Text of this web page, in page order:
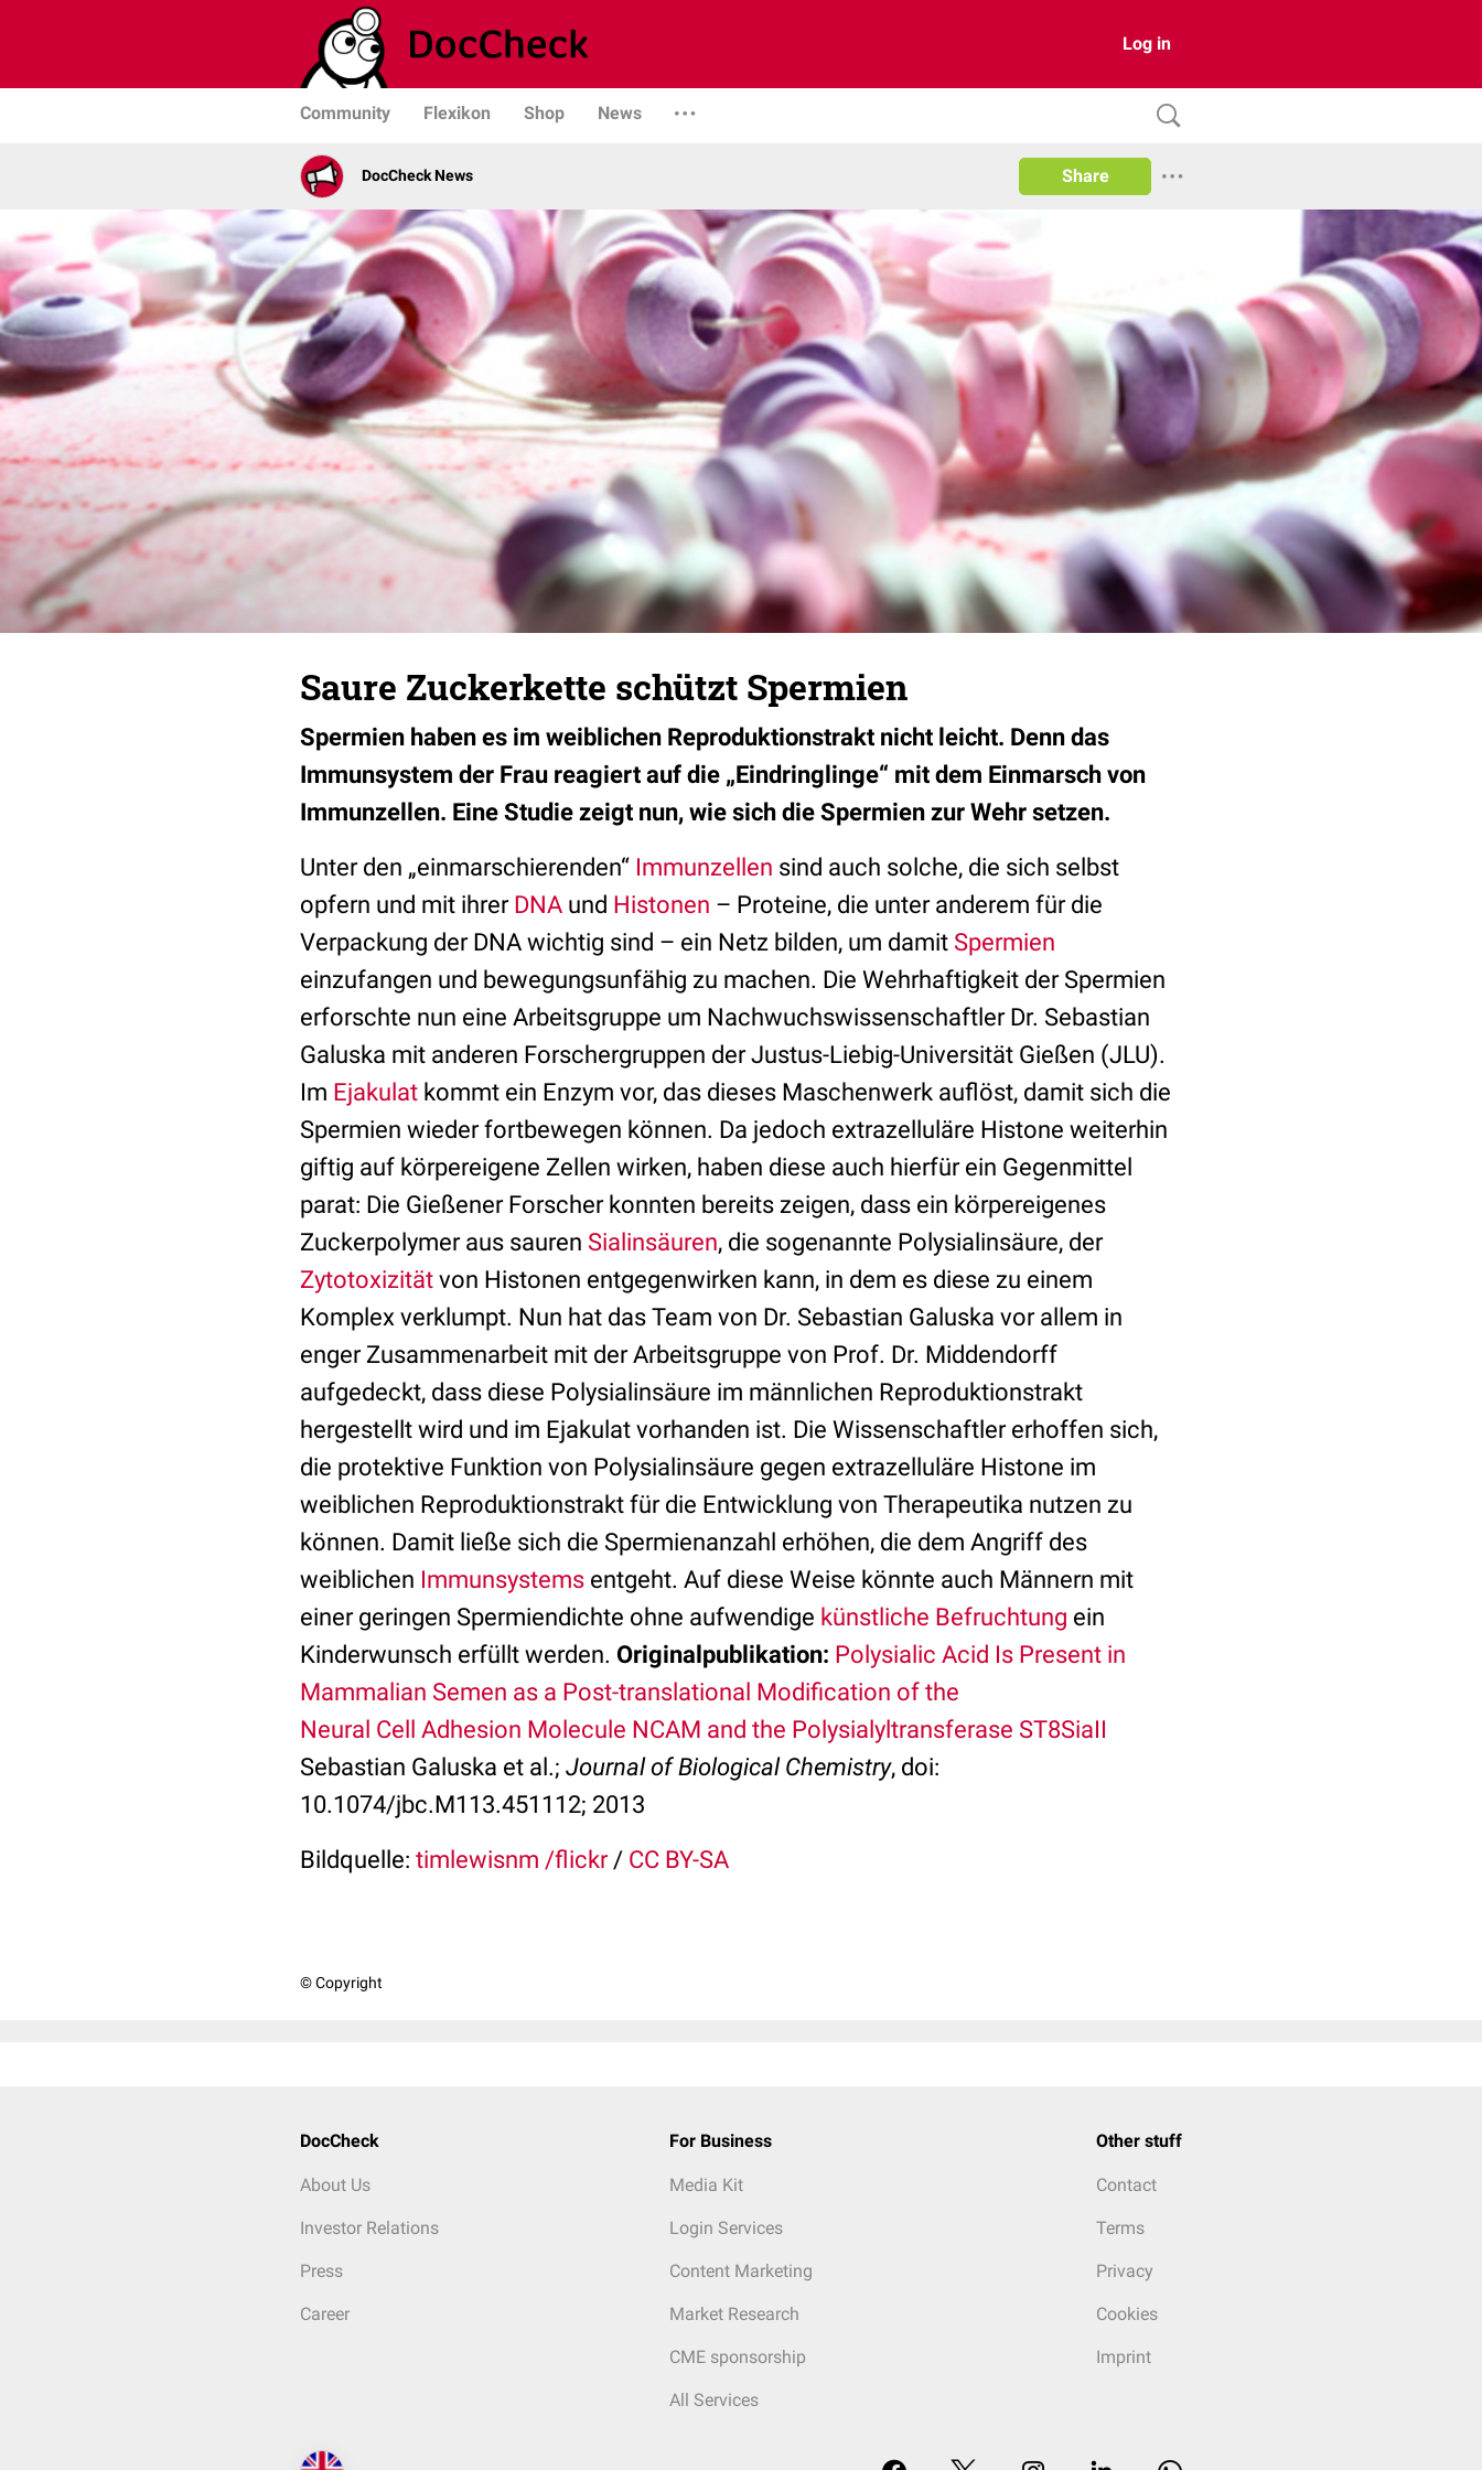
Log in
Community Flexikon Shop News
DocCheck News Share
Saure Zuckerkette schützt Spermien
Spermien haben es im weiblichen Reproduktionstrakt nicht leicht. Denn das
Immunsystem der Frau reagiert auf die „Eindringlinge“ mit dem Einmarsch von
Immunzellen. Eine Studie zeigt nun, wie sich die Spermien zur Wehr setzen.
Unter den „einmarschierenden“ Immunzellen sind auch solche, die sich selbst
opfern und mit ihrer DNA und Histonen – Proteine, die unter anderem für die
Verpackung der DNA wichtig sind – ein Netz bilden, um damit Spermien
einzufangen und bewegungsunfähig zu machen. Die Wehrhaftigkeit der Spermien
erforschte nun eine Arbeitsgruppe um Nachwuchswissenschaftler Dr. Sebastian
Galuska mit anderen Forschergruppen der Justus-Liebig-Universität Gießen (JLU).
Im Ejakulat kommt ein Enzym vor, das dieses Maschenwerk auflöst, damit sich die
Spermien wieder fortbewegen können. Da jedoch extrazelluläre Histone weiterhin
giftig auf körpereigene Zellen wirken, haben diese auch hierfür ein Gegenmittel
parat: Die Gießener Forscher konnten bereits zeigen, dass ein körpereigenes
Zuckerpolymer aus sauren Sialinsäuren, die sogenannte Polysialinsäure, der
Zytotoxizität von Histonen entgegenwirken kann, in dem es diese zu einem
Komplex verklumpt. Nun hat das Team von Dr. Sebastian Galuska vor allem in
enger Zusammenarbeit mit der Arbeitsgruppe von Prof. Dr. Middendorff
aufgedeckt, dass diese Polysialinsäure im männlichen Reproduktionstrakt
hergestellt wird und im Ejakulat vorhanden ist. Die Wissenschaftler erhoffen sich,
die protektive Funktion von Polysialinsäure gegen extrazelluläre Histone im
weiblichen Reproduktionstrakt für die Entwicklung von Therapeutika nutzen zu
können. Damit ließe sich die Spermienanzahl erhöhen, die dem Angriff des
weiblichen Immunsystems entgeht. Auf diese Weise könnte auch Männern mit
einer geringen Spermiendichte ohne aufwendige künstliche Befruchtung ein
Kinderwunsch erfüllt werden. Originalpublikation: Polysialic Acid Is Present in
Mammalian Semen as a Post-translational Modification of the
Neural Cell Adhesion Molecule NCAM and the Polysialyltransferase ST8SiaII
Sebastian Galuska et al.; Journal of Biological Chemistry, doi:
10.1074/jbc.M113.451112; 2013
Bildquelle: timlewisnm /flickr/ CC BY-SA
© Copyright
DocCheck
About Us
Investor Relations
Press
Career
For Business
Media Kit
Login Services
Content Marketing
Market Research
CME sponsorship
All Services
Other stuff
Contact
Terms
Privacy
Cookies
Imprint